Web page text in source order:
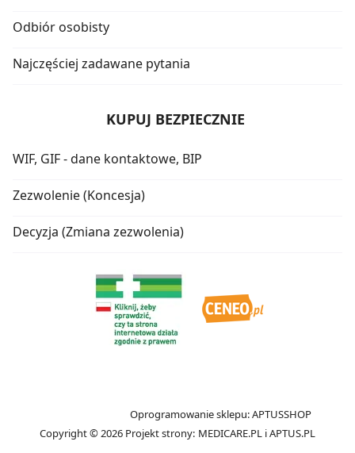
Odbiór osobisty
Najczęściej zadawane pytania
KUPUJ BEZPIECZNIE
WIF, GIF - dane kontaktowe, BIP
Zezwolenie (Koncesja)
Decyzja (Zmiana zezwolenia)
Copyright © 2026
Oprogramowanie sklepu:APTUSSHOP
Projekt strony: MEDICARE.PL iAPTUS.PL